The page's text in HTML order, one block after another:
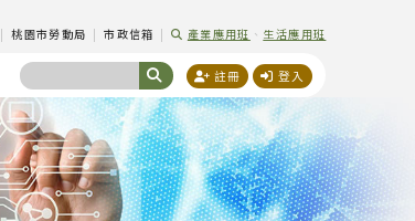
|桃園市勞動局 |市政信箱 | 產業應用班 、 生活應用班
註冊 登入